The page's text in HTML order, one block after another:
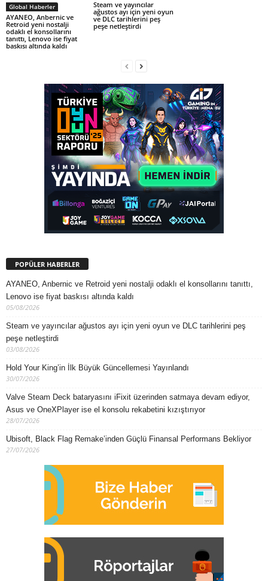
Global Haberler
AYANEO, Anbernic ve
Retroid yeni nostalji
odaklı el konsollarını
tanıttı, Lenovo ise fiyat
baskısı altında kaldı
Steam ve yayıncılar
ağustos ayı için yeni oyun
ve DLC tarihlerini peş
peşe netleştirdi
POPÜLER HABERLER
AYANEO, Anbernic ve Retroid yeni nostalji odaklı el konsollarını tanıttı,
Lenovo ise fiyat baskısı altında kaldı
05/08/2026
Steam ve yayıncılar ağustos ayı için yeni oyun ve DLC tarihlerini peş
peşe netleştirdi
03/08/2026
Hold Your King’in İlk Büyük Güncellemesi Yayınlandı
30/07/2026
Valve Steam Deck bataryasını iFixit üzerinden satmaya devam ediyor,
Asus ve OneXPlayer ise el konsolu rekabetini kızıştırıyor
28/07/2026
Ubisoft, Black Flag Remake’inden Güçlü Finansal Performans Bekliyor
27/07/2026